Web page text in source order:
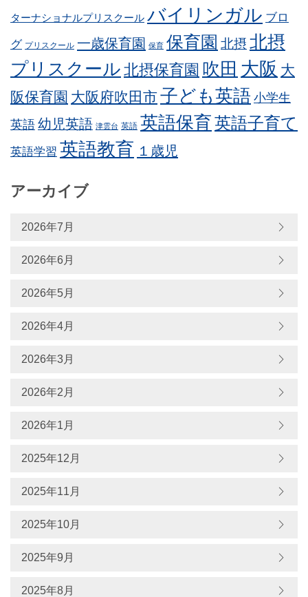
ターナショナルプリスクール バイリンガル ブロ
グ プリスクール 一歳保育園 保育 保育園 北摂 北摂
プリスクール 北摂保育園 吹田 大阪 大
阪保育園 大阪府吹田市子ども英語 小学生
英語幼児英語 津雲台 英語 英語保育英語子育て
英語学習 英語教育 １歳児
アーカイブ
2026年7月
2026年6月
2026年5月
2026年4月
2026年3月
2026年2月
2026年1月
2025年12月
2025年11月
2025年10月
2025年9月
2025年8月